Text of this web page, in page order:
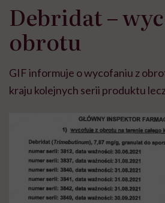
Debridat –
obrotu
GIF informuje o wycofaniu z
kraju kolejnych serii produktu